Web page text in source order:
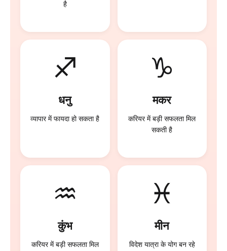
है
♐
धनु
व्यापार में फायदा हो सकता है
♑
मकर
करियर में बड़ी सफलता मिल
सकती है
♒
कुंभ
करियर में बड़ी सफलता मिल
♓
मीन
विदेश यात्रा के योग बन रहे